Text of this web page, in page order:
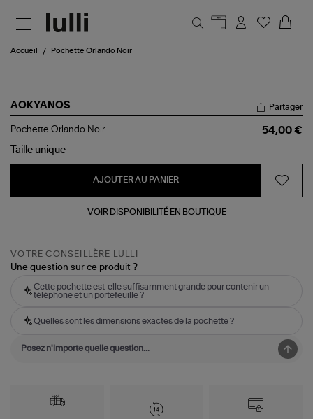
Accueil Pochette Orlando Noir
AOKYANOS
Pochette
Noir
Partager
Pochette Orlando Noir
54,00 €
Taille unique
AJOUTER AU PANIER
VOIR DISPONIBILITÉ EN BOUTIQUE
VOTRE CONSEILLÈRE LULLI
Une question sur ce produit ?
Cette pochette est-elle suffisamment grande pour contenir un
téléphone et un portefeuille ?
Quelles sont les dimensions exactes de la pochette ?